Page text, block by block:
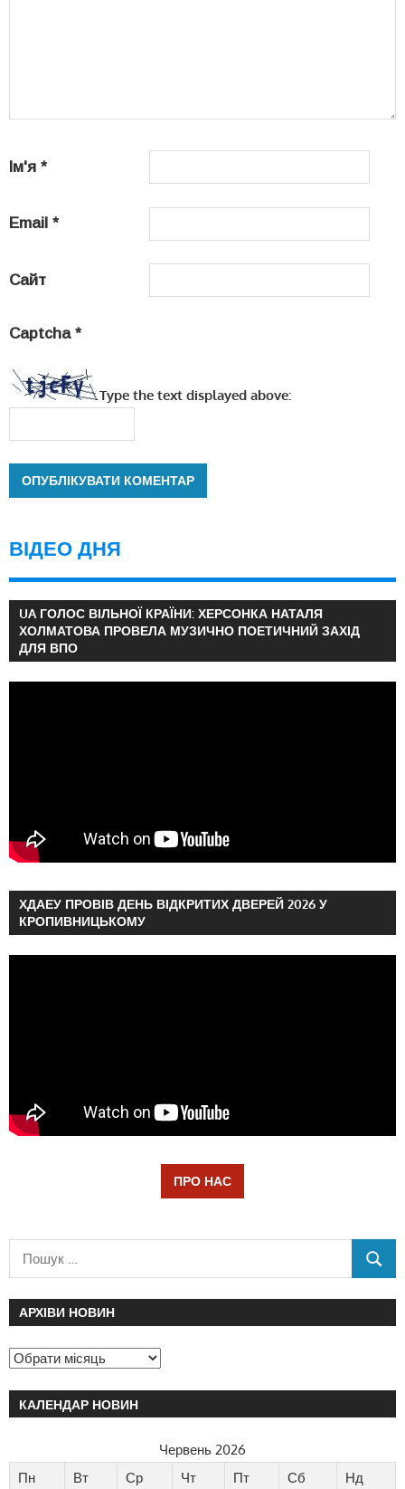
Ім'я *
Email *
Сайт
Captcha *
Type the text displayed above:
ВІДЕО ДНЯ
UA ГОЛОС ВІЛЬНОЇ КРАЇНИ: ХЕРСОНКА НАТАЛЯ
ХОЛМАТОВА ПРОВЕЛА МУЗИЧНО ПОЕТИЧНИЙ ЗАХІД
ДЛЯ ВПО
ХДАЕУ ПРОВІВ ДЕНЬ ВІДКРИТИХ ДВЕРЕЙ 2026 У
КРОПИВНИЦЬКОМУ
ПРО НАС
АРХІВИ НОВИН
КАЛЕНДАР НОВИН
Червень 2026
Пн
Вт Ср Чт Пт Сб Нд